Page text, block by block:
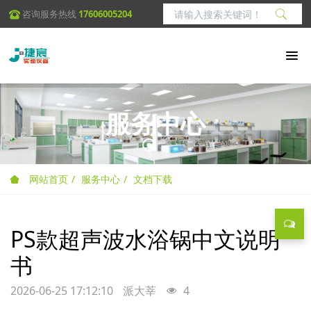
咨询服务热线 17606005204
服务中心
网站首页 服务中心 文档下载
PS款超声波水浴锅中文说明
书
2026-06-25 17:12:10 派大莘 4